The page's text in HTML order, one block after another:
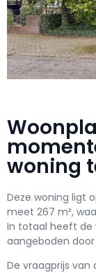
woning
Deze woning ligt
meet 267 m²,
In totaal heeft de
aangeboden door
De vraagprijs van